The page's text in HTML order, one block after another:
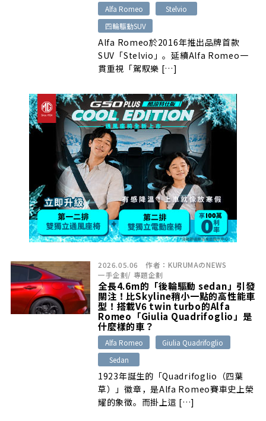
Alfa Romeo
Stelvio
四輪驅動SUV
Alfa Romeo於2016年推出品牌首款
SUV「Stelvio」。延續Alfa Romeo一
貫重視「駕馭樂 […]
2026.05.06 作者： KURUMAのNEWS
一手企劃/ 專題企劃
全長4.6m的「後輪驅動 sedan」引發
關注！比Skyline稍小一點的高性能車
型！搭載V6 twin turbo的Alfa
Romeo「Giulia Quadrifoglio」是
什麼樣的車？
Alfa Romeo
Giulia Quadrifoglio
Sedan
1923年誕生的「Quadrifoglio（四葉
草）」徽章，是Alfa Romeo賽車史上榮
耀的象徵。而掛上這 […]